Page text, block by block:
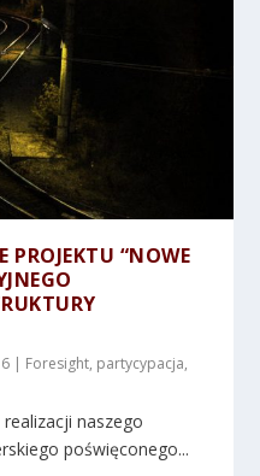
PROJEKTU “NOWE
| Foresight, partycypacja,
naszego
poświęconego...